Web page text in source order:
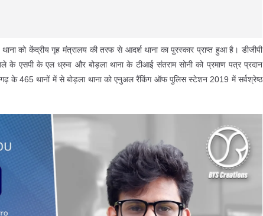
को केंद्रीय गृह मंत्रालय की तरफ से आदर्श थाना का पुरस्कार प्राप्त हुआ है। डीजीपी
के एसपी के एल ध्रुव और बोड़ला थाना के टीआई संतराम सोनी को प्रमाण पत्र प्रदान
के 465 थानों में से बोड़ला थाना को एनुअल रैंकिंग ऑफ पुलिस स्टेशन 2019 में सर्वश्रेष्ठ